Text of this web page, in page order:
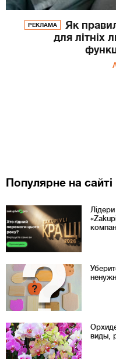
РЕКЛАМА
Як
для літніх
Популярне на сайті
виды,